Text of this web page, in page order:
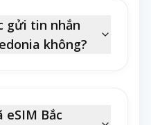
gửi tin nhắn
không?
Bắc